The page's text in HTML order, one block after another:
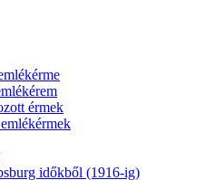
érmek
időkből (1916-ig)